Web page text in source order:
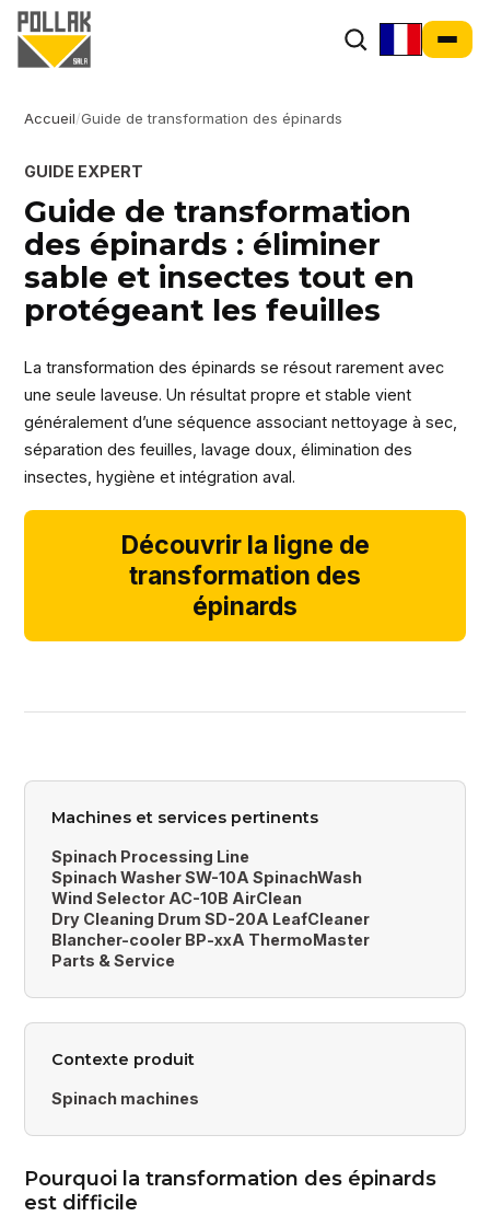
Accueil/Guide de transformation des épinards
GUIDE EXPERT
Guide de transformation
des épinards : éliminer
sable et insectes tout en
protégeant les feuilles
La transformation des épinards se résout rarement avec
une seule laveuse. Un résultat propre et stable vient
généralement d’une séquence associant nettoyage à sec,
séparation des feuilles, lavage doux, élimination des
insectes, hygiène et intégration aval.
Découvrir la ligne de
transformation des
épinards
Pourquoi la transformation des épinards
est difficile
Machines et services pertinents
Spinach Processing Line
Spinach Washer SW-10A SpinachWash
Wind Selector AC-10B AirClean
Dry Cleaning Drum SD-20A LeafCleaner
Blancher-cooler BP-xxA ThermoMaster
Parts & Service
Contexte produit
Spinach machines